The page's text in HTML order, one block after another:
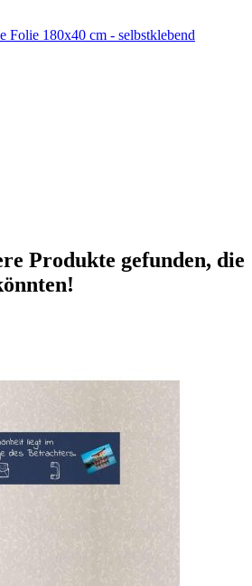
Folie 180x40 cm - selbstklebend
Produkte gefunden, die